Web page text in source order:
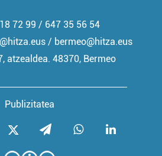
Publizitatea
72 99 / 647 35 56 54
/ bermeo@hitza.eus
atzealdea. 48370, Bermeo